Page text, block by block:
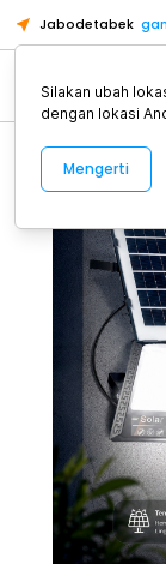
Jabodetabek
Alat
Silakan ubah
dengan lokasi
Mengerti